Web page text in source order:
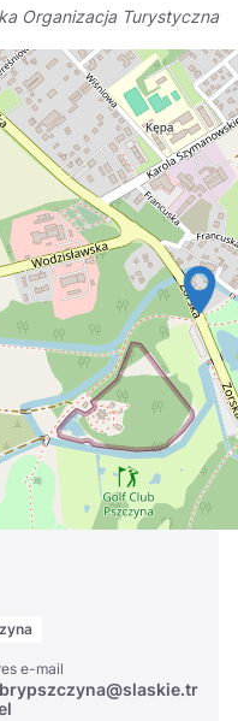
Organizacja Turystyczna
e-mail